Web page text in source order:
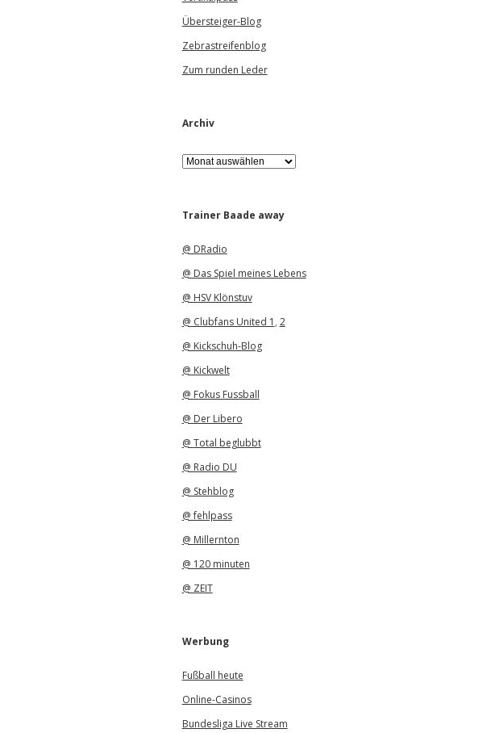
Übersteiger-Blog
Zebrastreifenblog
Zum runden Leder
Archiv
A
r
iTrainer Baade away
@ DRadio
@ Das Spiel meines Lebens
@ HSV Klönstuv
@ Clubfans United 1 , 2
@ Kickschuh-Blog
@ Kickwelt
@ Fokus Fussball
@ Der Libero
@ Total beglubbt
@ Radio DU
@ Stehblog
@ fehlpass
@ Millernton
@ 120 minuten
@ ZEIT
Werbung
Fußball heute
Online-Casinos
Bundesliga Live Stream